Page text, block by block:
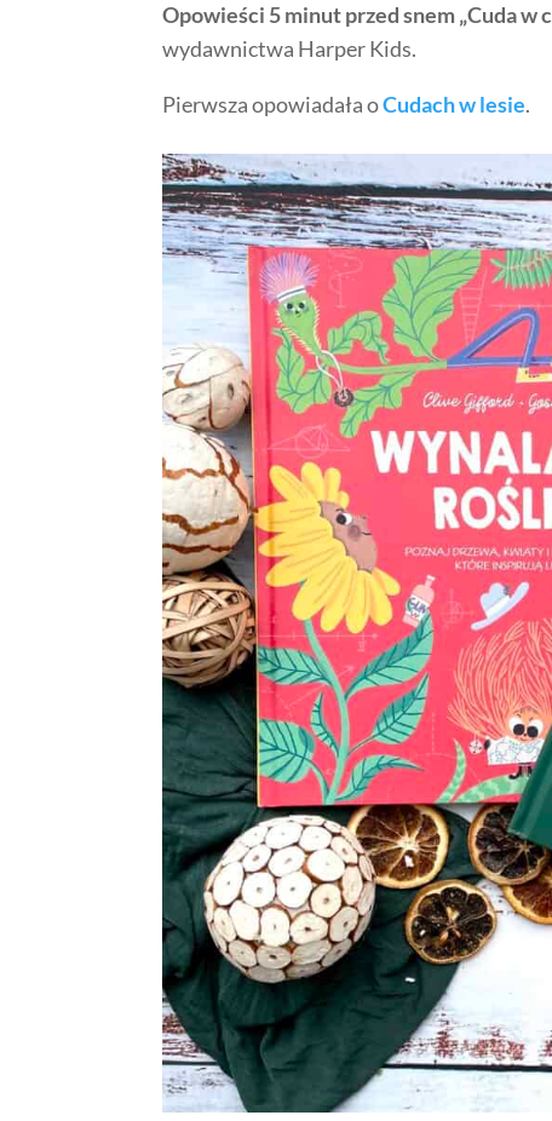
Opowieści 5 minut przed snem „Cuda w
wydawnictwa Harper Kids.
Pierwsza opowiadała oCudach w lesie.